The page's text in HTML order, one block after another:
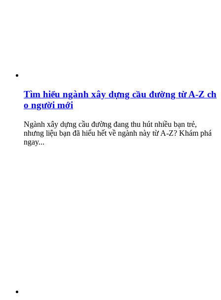
Tìm hiểu ngành xây dựng cầu đường từ A-Z ch
o người mới
Ngành xây dựng cầu đường đang thu hút nhiều bạn trẻ,
nhưng liệu bạn đã hiểu hết về ngành này từ A-Z? Khám phá
ngay...